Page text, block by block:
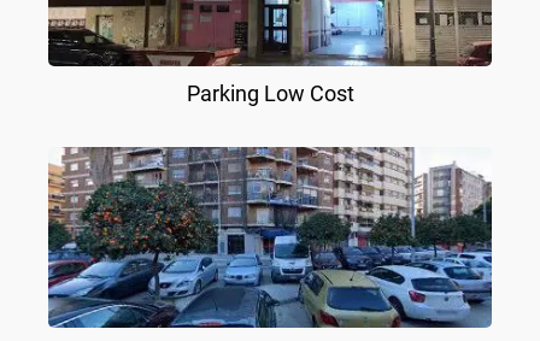
Parking Low Cost